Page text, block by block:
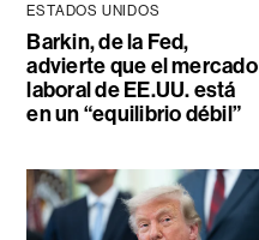
ESTADOS UNIDOS
Barkin, de la Fed,
advierte que el mercado
laboral de EE.UU. está
en un “equilibrio débil”